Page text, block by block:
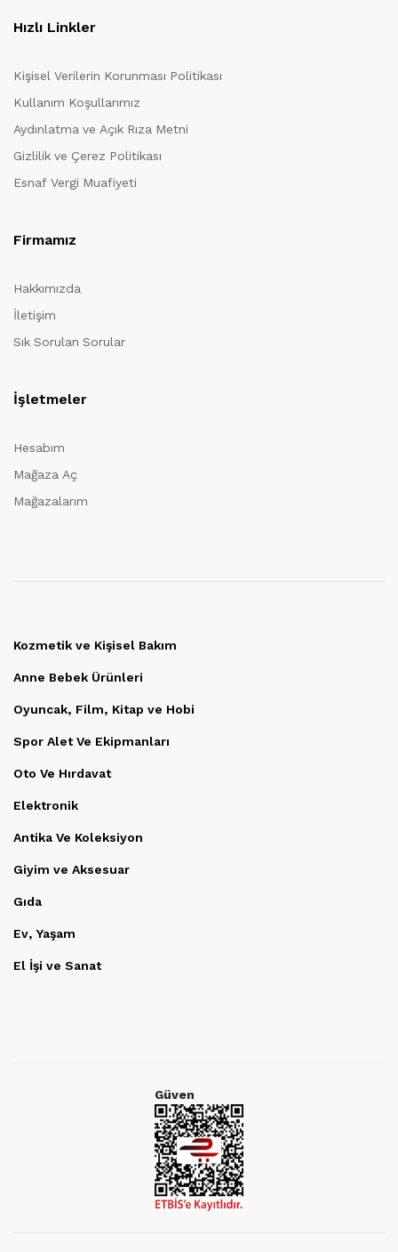
Hızlı Linkler
Kişisel Verilerin Korunması Politikası
Kullanım Koşullarımız
Aydınlatma ve Açık Rıza Metni
Gizlilik ve Çerez Politikası
Esnaf Vergi Muafiyeti
Firmamız
Hakkımızda
İletişim
Sık Sorulan Sorular
İşletmeler
Hesabım
Mağaza Aç
Mağazalarım
Kozmetik ve Kişisel Bakım
Anne Bebek Ürünleri
Oyuncak, Film, Kitap ve Hobi
Spor Alet Ve Ekipmanları
Oto Ve Hırdavat
Elektronik
Antika Ve Koleksiyon
Giyim ve Aksesuar
Gıda
Ev, Yaşam
El İşi ve Sanat
Güven